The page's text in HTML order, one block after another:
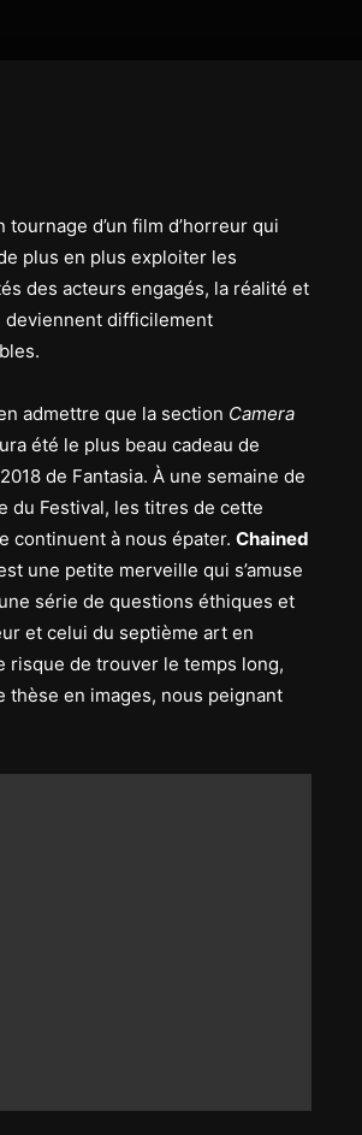
tournage d’un film d’horreur qui
plus en plus exploiter les
des acteurs engagés, la réalité et
deviennent difficilement
admettre que la section Camera
été le plus beau cadeau de
de Fantasia. À une semaine de
du Festival, les titres de cette
continuent à nous épater. Chained
une petite merveille qui s’amuse
série de questions éthiques et
et celui du septième art en
risque de trouver le temps long,
thèse en images, nous peignant